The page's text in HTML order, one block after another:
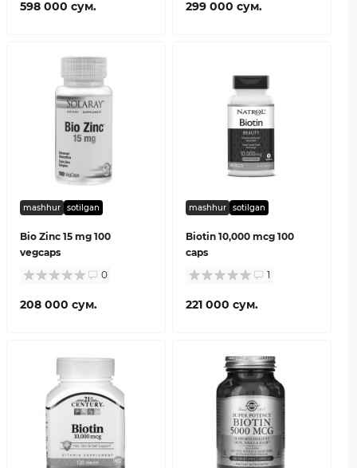
598 000 сум. 299 000 сум.
mashhur sotilgan
Bio Zinc 15 mg 100
vegcaps
0
208 000 сум.
mashhur sotilgan
Biotin 10,000 mcg 100
caps
1
221 000 сум.